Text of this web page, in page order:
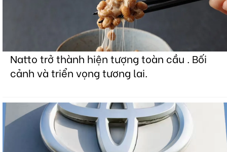
Natto trở thành hiện tượng toàn cầu . Bối
cảnh và triển vọng tương lai.